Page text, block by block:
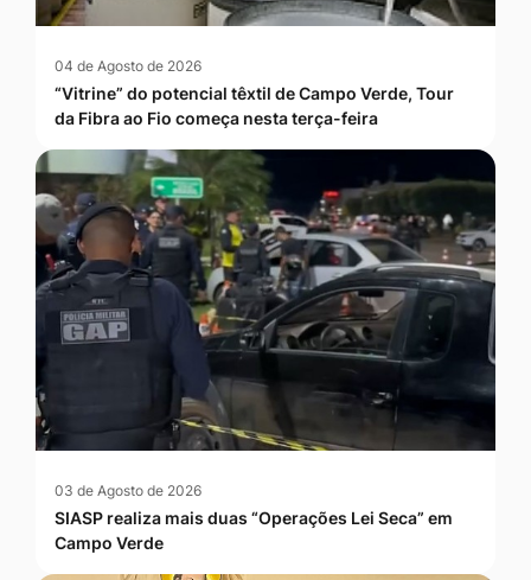
04 de Agosto de 2026
“Vitrine” do potencial têxtil de Campo Verde, Tour
da Fibra ao Fio começa nesta terça-feira
03 de Agosto de 2026
SIASP realiza mais duas “Operações Lei Seca” em
Campo Verde